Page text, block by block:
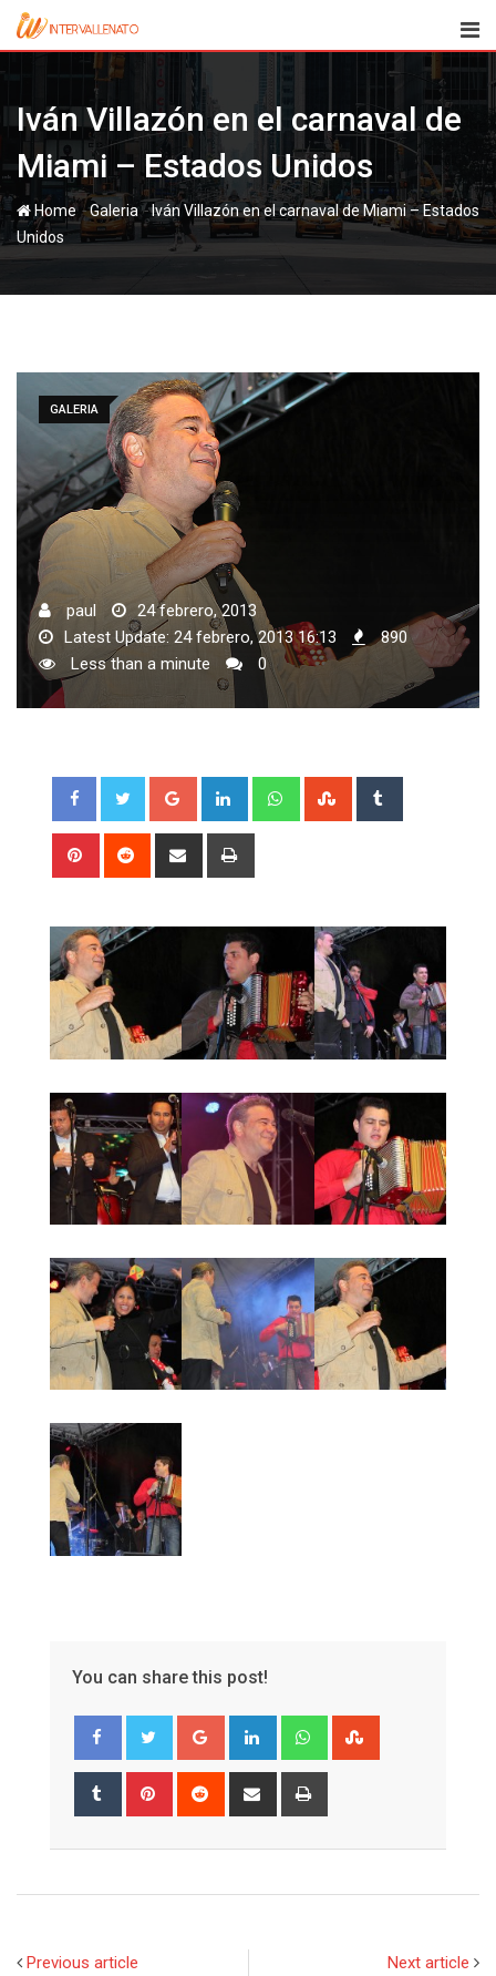
Skip
Iván Villazón en el carnaval de
Miami – Estados Unidos
Home-Galeria-Iván Villazón en el carnaval de Miami – Estados
Unidos
GALERIA
paul
24 febrero, 2013
Latest Update: 24 febrero, 2013 16:13
890
Less than a minute
0
Google+ LinkedIn WhatsappStumbleUpon
Pinterest Reddit
Share
You can share this post!
Google+ LinkedIn Whatsapp
Tumblr Pinterest Reddit
Share
Previous article Next article